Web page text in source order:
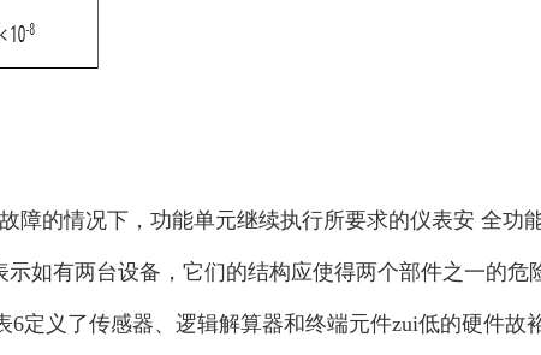
障的情况下，功能单元继续执行所要求的仪表安 全功
如有两台设备，它们的结构应使得两个部件之一的
6定义了传感器、逻辑解算器和终端元件zui低的硬件